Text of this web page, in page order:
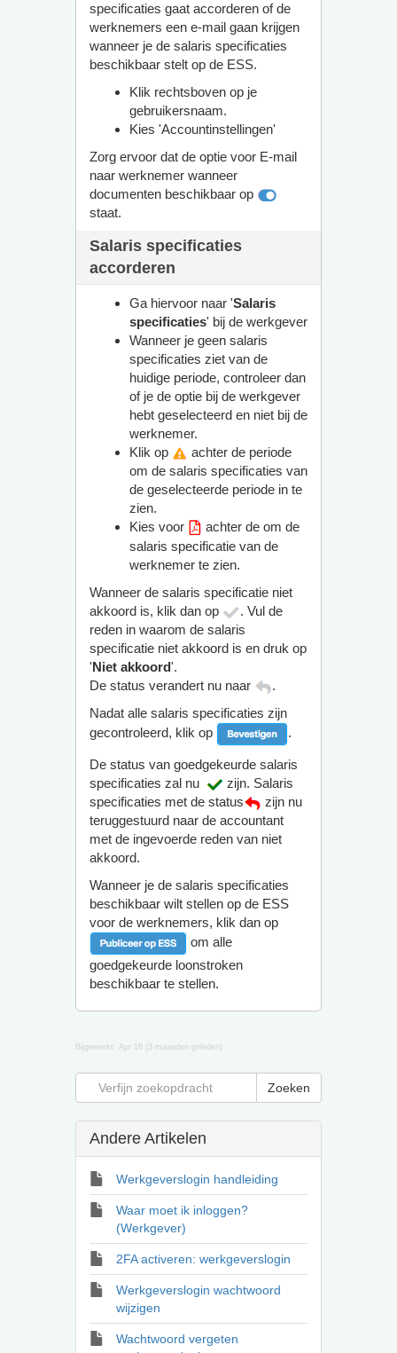
specificaties gaat accorderen of de
werknemers een e-mail gaan krijgen
wanneer je de salaris specificaties
beschikbaar stelt op de ESS.
Klik rechtsboven op je
gebruikersnaam.
Kies 'Accountinstellingen'
Zorg ervoor dat de optie voor E-mail
naar werknemer wanneer
documenten beschikbaar op
staat.
Salaris specificaties
accorderen
Ga hiervoor naar 'Salaris
specificaties' bij de werkgever
Wanneer je geen salaris
specificaties ziet van de
huidige periode, controleer dan
of je de optie bij de werkgever
hebt geselecteerd en niet bij de
werknemer.
Klik op
achter de periode
om de salaris specificaties van
de geselecteerde periode in te
zien.
Kies voor
achter de om de
salaris specificatie van de
werknemer te zien.
Wanneer de salaris specificatie niet
akkoord is, klik dan op
. Vul de
reden in waarom de salaris
specificatie niet akkoord is en druk op
'Niet akkoord'.
De status verandert nu naar
.
Nadat alle salaris specificaties zijn
gecontroleerd, klik op
.
De status van goedgekeurde salaris
specificaties zal nu
zijn. Salaris
specificaties met de status
zijn nu
teruggestuurd naar de accountant
met de ingevoerde reden van niet
akkoord.
Wanneer je de salaris specificaties
beschikbaar wilt stellen op de ESS
voor de werknemers, klik dan op
om alle
goedgekeurde loonstroken
beschikbaar te stellen.
Bijgewerkt: Apr 16 (3 maanden geleden)
Andere Artikelen
Werkgeverslogin handleiding
Waar moet ik inloggen?
(Werkgever)
2FA activeren: werkgeverslogin
Werkgeverslogin wachtwoord
wijzigen
Wachtwoord vergeten